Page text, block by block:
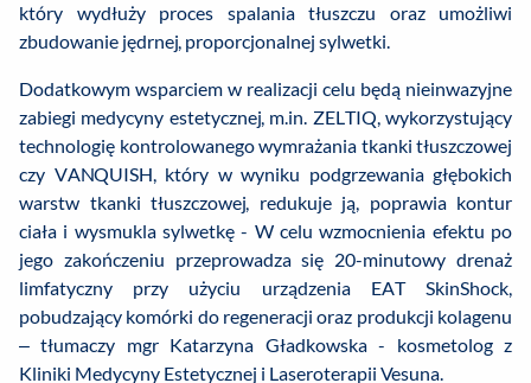
który wydłuży proces spalania tłuszczu oraz umożliwi
zbudowanie jędrnej, proporcjonalnej sylwetki.
Dodatkowym wsparciem w realizacji celu będą nieinwazyjne
zabiegi medycyny estetycznej, m.in. ZELTIQ, wykorzystujący
technologię kontrolowanego wymrażania tkanki tłuszczowej
czy VANQUISH, który w wyniku podgrzewania głębokich
warstw tkanki tłuszczowej, redukuje ją, poprawia kontur
ciała i wysmukla sylwetkę - W celu wzmocnienia efektu po
jego zakończeniu przeprowadza się 20-minutowy drenaż
limfatyczny przy użyciu urządzenia EAT SkinShock,
pobudzający komórki do regeneracji oraz produkcji kolagenu
– tłumaczy mgr Katarzyna Gładkowska - kosmetolog z
Kliniki Medycyny Estetycznej i Laseroterapii Vesuna.